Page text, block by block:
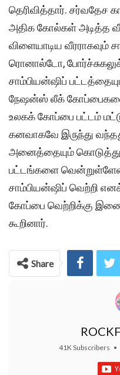
தெரிவித்தார். சர்வதேச
அதிக கோல்கள் அடித்த
விளையாடிய
ரொனால்டோ,
சாம்பியன்ஷிப்
நேஷன்ஸ் லீக்
உலகக் கோப்பை பட்டம்
கனவாகவே இருந்து
அனைத்தையும்
பட்டங்களை
சாம்பியன்ஷிப் வெற்றி
கோப்பை வெற்றிக்கு
கூறினார்.
Share
41K Subscribers •